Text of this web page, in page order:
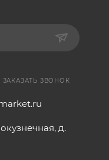
ЗАКАЗАТЬ ЗВОНОК
д.